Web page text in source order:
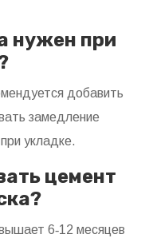
нужен при
добавить
замедление
укладке.
цемент
6‑12 месяцев